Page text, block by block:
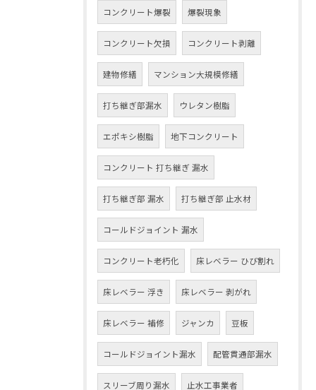
コンクリート爆裂 爆裂現象
コンクリート欠損 コンクリート剥離
建物修繕 マンション大規模修繕
打ち継ぎ部漏水 ウレタン樹脂
エポキシ樹脂 地下コンクリート
コンクリート 打ち継ぎ 漏水
打ち継ぎ部 漏水 打ち継ぎ部 止水材
コールドジョイント 漏水
コンクリート老朽化 床レベラー ひび割れ
床レベラー 浮き 床レベラー 剥がれ
床レベラー 補修 ジャンカ 豆板
コールドジョイント漏水 配管貫通部漏水
スリーブ周り漏水 止水工事業者